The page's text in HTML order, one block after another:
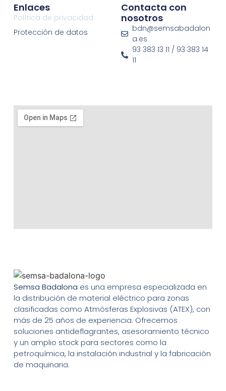
Semsa Badalona es una empresa especializada en
la distribución de material eléctrico para zonas
clasificadas como Atmósferas Explosivas (ATEX), con
más de 25 años de experiencia. Ofrecemos
soluciones antideflagrantes, asesoramiento técnico
y un amplio stock para sectores como la
petroquímica, la instalación industrial y la fabricación
de maquinaria.
Enlaces
Política de privacidad
Protección de datos
Contacta con
nosotros
bdn@semsabadalon
a.es
93 383 13 11 / 93 383 14
11